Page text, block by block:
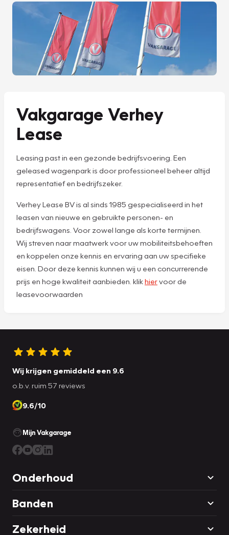
Vakgarage Verhey
Lease
Leasing past in een gezonde bedrijfsvoering. Een
geleased wagenpark is door professioneel beheer altijd
representatief en bedrijfszeker.
Verhey Lease BV is al sinds 1985 gespecialiseerd in het
leasen van nieuwe en gebruikte personen- en
bedrijfswagens. Voor zowel lange als korte termijnen.
Wij streven naar maatwerk voor uw mobiliteitsbehoeften
en koppelen onze kennis en ervaring aan uw specifieke
eisen. Door deze kennis kunnen wij u een concurrerende
prijs en hoge kwaliteit aanbieden. klikhiervoor de
leasevoorwaarden
Wij krijgen gemiddeld een 9.6
o.b.v. ruim 57 reviews
9.6/10
Mijn Vakgarage
Onderhoud
Banden
Zekerheid